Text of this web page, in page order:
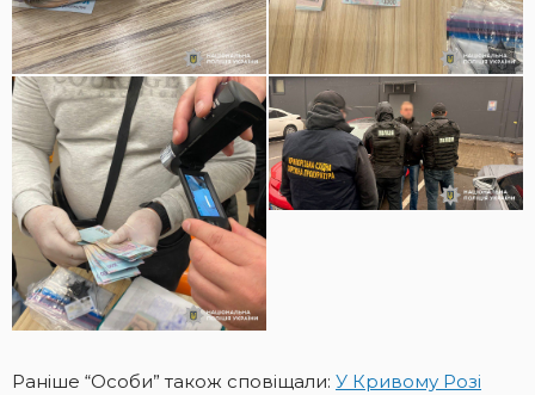
Раніше “Особи” також сповіщали: У Кривому Розі